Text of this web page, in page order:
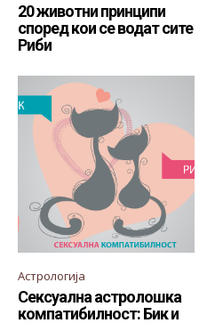
20 животни принципи
според кои се водат сите
Риби
Астрологија
Сексуална астролошка
компатибилност: Бик и